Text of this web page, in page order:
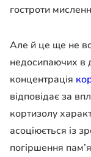
гостроти
Але й це ще не
недосипаючих в
концентрація
відповідає за
кортизолу
асоціюється із
погіршення